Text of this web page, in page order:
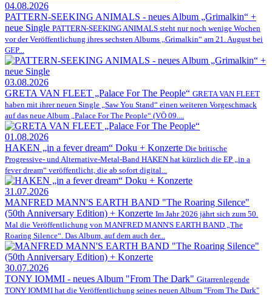
04.08.2026
PATTERN-SEEKING ANIMALS - neues Album „Grimalkin“ +
neue Single PATTERN-SEEKING ANIMALS steht nur noch wenige Wochen
vor der Veröffentlichung ihres sechsten Albums „Grimalkin“ am 21. August bei
GEP...
03.08.2026
GRETA VAN FLEET „Palace For The People“ GRETA VAN FLEET
haben mit ihrer neuen Single „Saw You Stand“ einen weiteren Vorgeschmack
auf das neue Album „Palace For The People“ (VÖ 09....
01.08.2026
HAKEN „in a fever dream“ Doku + Konzerte Die britische
Progressive- und Alternative-Metal-Band HAKEN hat kürzlich die EP „in a
fever dream“ veröffentlicht, die ab sofort digital...
31.07.2026
MANFRED MANN'S EARTH BAND "The Roaring Silence"
(50th Anniversary Edition) + Konzerte Im Jahr 2026 jährt sich zum 50.
Mal die Veröffentlichung von MANFRED MANN'S EARTH BAND „The
Roaring Silence“. Das Album, auf dem auch der...
30.07.2026
TONY IOMMI - neues Album "From The Dark" Gitarrenlegende
TONY IOMMI hat die Veröffentlichung seines neuen Album "From The Dark"